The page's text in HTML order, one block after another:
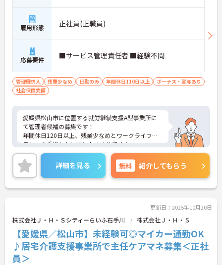
雇用形態 正社員(正職員)
応募要件 ■サービス管理責任者 ■経験不問
管理職求人 残業少なめ 日勤のみ 年間休日110日以上
ボーナス・賞与あり
社会保険完備
愛媛県松山市に位置する就労継続支援A型事業所に
て管理者候補の募集です！
年間休日120日以上、残業少なめとワークライフバ
ランスを重視したい方におすすめです♪
ご興味のある方には、面接対策ポイントなど、さら
に詳細をご案内しますのでお気軽にご相談くださ
い！
詳細を見る 無料 紹介してもらう
更新日：2025年10月20日
株式会社Ｊ・Ｈ・Ｓシティーらいふ石手川 株式会社Ｊ・Ｈ・Ｓ
【愛媛県／松山市】未経験可◎マイカー通勤OK
♪居宅介護支援事業所で主任ケアマネ募集＜正社
員＞